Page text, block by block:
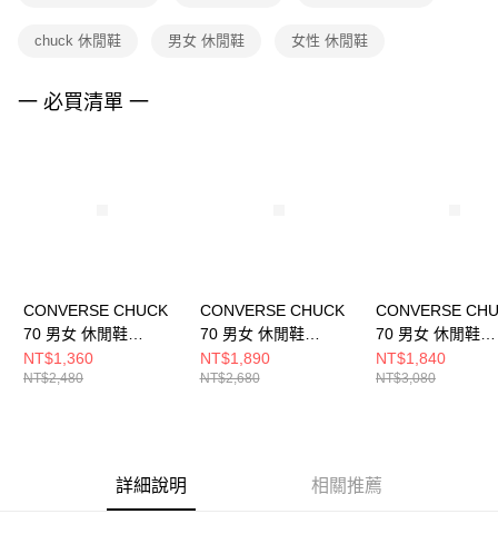
３．未成年的使用者請事先徵得法定代理人或監護人之同意方可使用
４．使用「AFTEE先享後付」時，將依據個別帳號之用戶狀況，依本公司即
chuck 休閒鞋 男女 休閒鞋 女性 休閒鞋
一 必買清單 一
CONVERSE CHUCK
70 男女 休閒鞋
A12407C
NT$1,360
NT$2,480
CONVERSE CHUCK
70 男女 休閒鞋
A13438C
NT$1,890
NT$2,680
CONVERSE
70 男女 休閒鞋
A10550C
NT$1,840
NT$3,080
詳細說明 相關推薦